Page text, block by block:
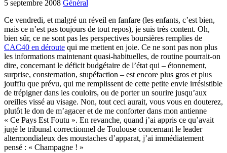
5 septembre 2008 Général
Ce vendredi, et malgré un réveil en fanfare (les enfants, c’est bien,
mais ce n’est pas toujours de tout repos), je suis très content. Oh,
bien sûr, ce ne sont pas les perspectives boursières remplies de
CAC40 en déroute qui me mettent en joie. Ce ne sont pas non plus
les informations maintenant quasi-habituelles, de routine pourrait-on
dire, concernant le déficit budgétaire de l’état qui – étonnement,
surprise, consternation, stupéfaction – est encore plus gros et plus
joufflu que prévu, qui me remplissent de cette petite envie irrésistible
de trépigner dans les couloirs, ou de porter un sourire jusqu’aux
oreilles vissé au visage. Non, tout ceci aurait, vous vous en douterez,
plutôt le don de m’agacer et de me conforter dans mon antienne
« Ce Pays Est Foutu ». En revanche, quand j’ai appris ce qu’avait
jugé le tribunal correctionnel de Toulouse concernant le leader
altermondialeux des moustaches d’apparat, j’ai immédiatement
pensé : « Champagne ! »